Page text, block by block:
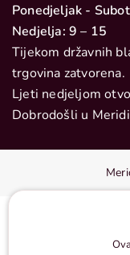
Ponedjeljak -
Nedjelja: 9 – 15
Tijekom državnih
trgovina zatvorena.
Ljeti nedjeljom
Dobrodošli u